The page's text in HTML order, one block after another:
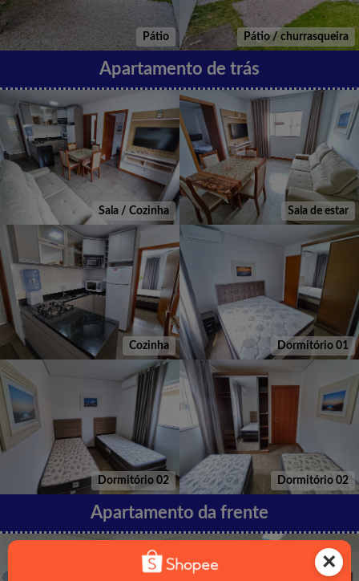
Pátio Pátio / churrasqueira
Apartamento de trás
Sala / Cozinha Sala de estar
Cozinha Dormitório 01
Dormitório 02 Dormitório 02
Apartamento da frente